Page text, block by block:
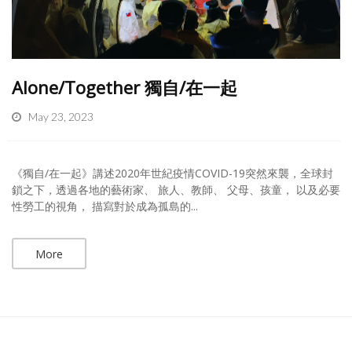
Alone/Together 獨自/在一起
May 23, 2023
《獨自/在一起》講述2020年世紀疫情COVID-19突然來襲，全球封
鎖之下，透過各地的藝術家、 旅人、教師、 父母、孩童， 以及必要
性勞工的視角， 描寫對於成為孤島的...
More